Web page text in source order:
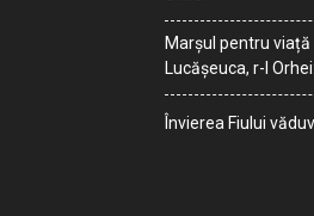
Marșul pentru viață
Lucășeuca, r-l
Învierea Fiului